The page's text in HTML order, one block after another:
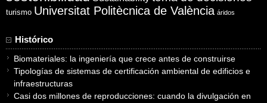
turismo Universitat Politècnica de València áridos
Histórico
Biomateriales: la ingeniería que crece antes de construirse
Tipologías de sistemas de certificación ambiental de edificios e
infraestructuras
Casi dos millones de reproducciones: cuando la divulgación en